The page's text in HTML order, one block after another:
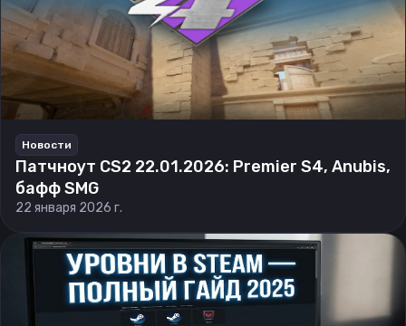
Новости
Патчноут CS2 22.01.2026: Premier S4, Anubis,
бафф SMG
22 января 2026 г.